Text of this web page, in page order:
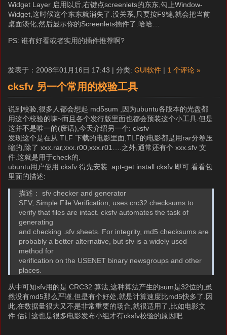
Widget Layer 启用以后,右键点screenlets的东东,勾上Window-
Widget,这时候这个东东就消失了.没关系,只要按F9键,就会把当前
桌面淡化,然后显示你的Screenlets插件了.哈哈…
PS: 谁有好看或者实用的插件推荐啊?
发表于：2008年01月16日 17:43 | 分类: GUI软件 | 1 个评论 »
cksfv 另一个常用的校验工具
说到校验,很多人都会想起 md5sum ,因为ubuntu各版本的光盘都
用这个校验的嘛~而且各个发行版里面也都会预装这个小工具.但是
这并不是唯一的(废话),今天介绍另一个: cksfv
发现这个是在从 TLF 下载的电影里面,TLF的电影都是用rar分卷压
缩的,除了 xxx.rar,xxx.r00,xxx.r01….之外,通常还有个 xxx.sfv 文
件.这就是用于check的.
ubuntu用户使用 cksfv 得先安装: apt-get install cksfv 即可.看看包
里面的描述:
描述： sfv checker and generator
SFV, Simple File Verification, uses crc32 checksums to
verify that files are intact. cksfv automates the task of
generating
and checking .sfv sheets. For integrity, md5 checksums are
probably a better alternative, but sfv is a widely used
method for
verification on the USENET binary newsgroups and other
places.
从中可知sfv用的是 CRC32 算法,这种算法产生的sum是32位的,虽
然没有md5那么严谨,但是有个好处,就是计算速度比md5快多了.因
此,在数据量很大又不是非常重要的场合,就很适用了,比如电影文
件.估计这也是很多电影发布小组才有cksfv校验的原因吧.